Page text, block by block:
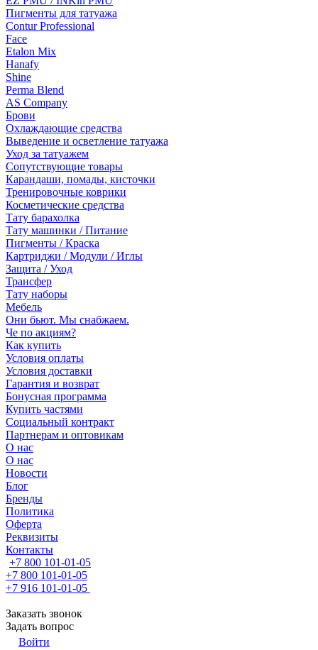
Пигменты для татуажа
Contur Professional
Face
Etalon Mix
Hanafy
Shine
Perma Blend
AS Company
Брови
Охлаждающие средства
Выведение и осветление татуажа
Уход за татуажем
Сопутствующие товары
Карандаши, помады, кисточки
Тренировочные коврики
Косметические средства
Тату барахолка
Тату машинки / Питание
Пигменты / Краска
Картриджи / Модули / Иглы
Защита / Уход
Трансфер
Тату наборы
Мебель
Они бьют. Мы снабжаем.
Че по акциям?
Как купить
Условия оплаты
Условия доставки
Гарантия и возврат
Бонусная программа
Купить частями
Социальный контракт
Партнерам и оптовикам
О нас
О нас
Новости
Блог
Бренды
Политика
Оферта
Реквизиты
Контакты
+7 800 101-01-05
+7 800 101-01-05
+7 916 101-01-05
Заказать звонок
Задать вопрос
Войти